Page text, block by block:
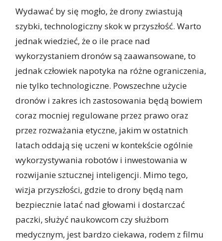
Wydawać by się mogło, że drony zwiastują
szybki, technologiczny skok w przyszłość. Warto
jednak wiedzieć, że o ile prace nad
wykorzystaniem dronów są zaawansowane, to
jednak człowiek napotyka na różne ograniczenia,
nie tylko technologiczne. Powszechne użycie
dronów i zakres ich zastosowania będą bowiem
coraz mocniej regulowane przez prawo oraz
przez rozważania etyczne, jakim w ostatnich
latach oddają się uczeni w kontekście ogólnie
wykorzystywania robotów i inwestowania w
rozwijanie sztucznej inteligencji. Mimo tego,
wizja przyszłości, gdzie to drony będą nam
bezpiecznie latać nad głowami i dostarczać
paczki, służyć naukowcom czy służbom
medycznym, jest bardzo ciekawa, rodem z filmu